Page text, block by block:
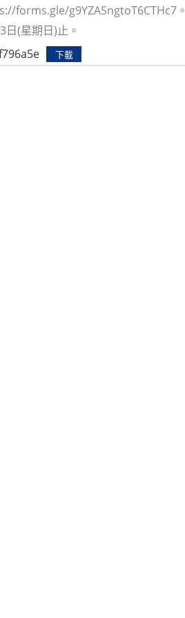
forms.gle/g9YZASngtoT6CTHc7。
(星期日)止。
下載